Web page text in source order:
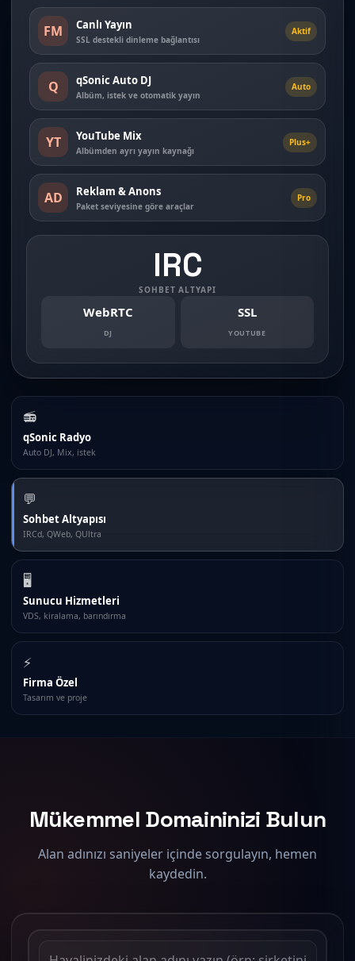
FM Canlı Yayın
SSL destekli dinleme bağlantısı
Aktif
Q qSonic Auto DJ
Albüm, istek ve otomatik yayın
Auto
YT YouTube Mix
Albümden ayrı yayın kaynağı
Plus+
AD Reklam & Anons
Paket seviyesine göre araçlar
Pro
IRC
SOHBET ALTYAPI
WebRTC
DJ
SSL
YOUTUBE
📻
qSonic Radyo
Auto DJ, Mix, istek
💬
Sohbet Altyapısı
IRCd, QWeb, QUltra
🖥️
Sunucu Hizmetleri
VDS, kiralama, barındırma
⚡
Firma Özel
Tasarım ve proje
Mükemmel Domaininizi Bulun
Alan adınızı saniyeler içinde sorgulayın, hemen
kaydedin.